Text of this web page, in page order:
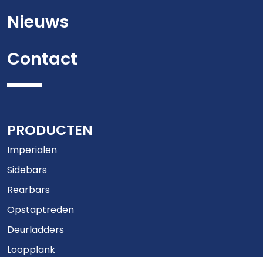
Nieuws
Contact
PRODUCTEN
Imperialen
Sidebars
Rearbars
Opstaptreden
Deurladders
Loopplank